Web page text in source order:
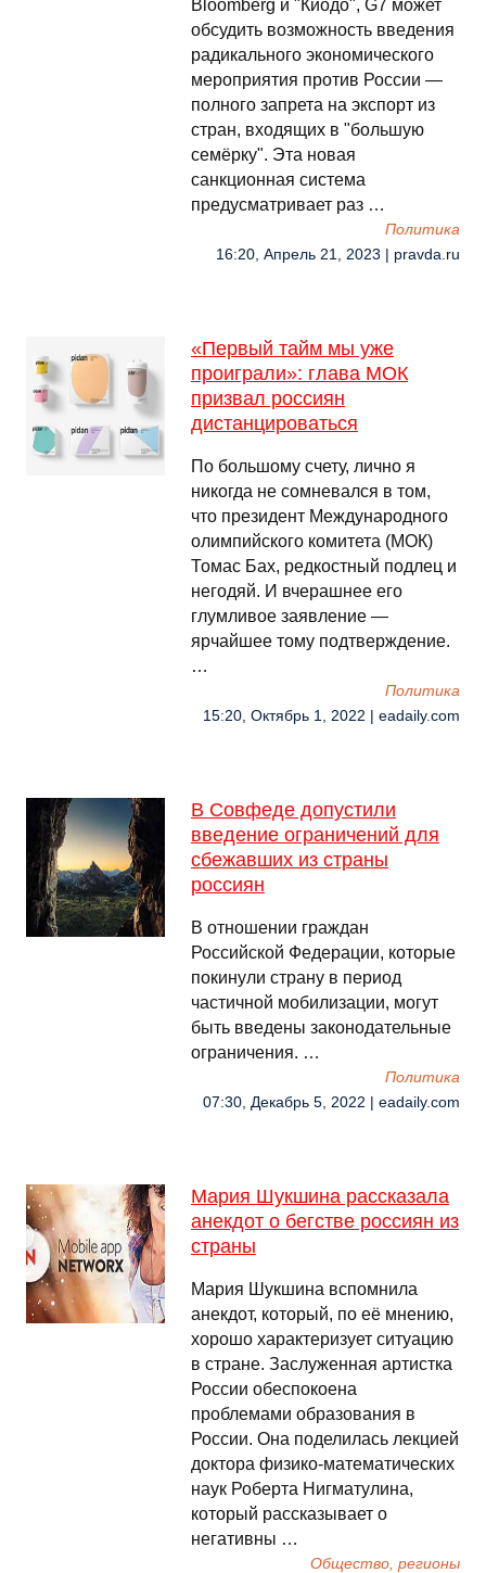
Bloomberg и "Киодо", G7 может
обсудить возможность введения
радикального экономического
мероприятия против России —
полного запрета на экспорт из
стран, входящих в "большую
семёрку". Эта новая
санкционная система
предусматривает раз …
Политика
16:20, Апрель 21, 2023 | pravda.ru
«Первый тайм мы уже
проиграли»: глава МОК
призвал россиян
дистанцироваться
По большому счету, лично я
никогда не сомневался в том,
что президент Международного
олимпийского комитета (МОК)
Томас Бах, редкостный подлец и
негодяй. И вчерашнее его
глумливое заявление —
ярчайшее тому подтверждение.
…
Политика
15:20, Октябрь 1, 2022 | eadaily.com
В Совфеде допустили
введение ограничений для
сбежавших из страны
россиян
В отношении граждан
Российской Федерации, которые
покинули страну в период
частичной мобилизации, могут
быть введены законодательные
ограничения. …
Политика
07:30, Декабрь 5, 2022 | eadaily.com
Мария Шукшина рассказала
анекдот о бегстве россиян из
страны
Мария Шукшина вспомнила
анекдот, который, по её мнению,
хорошо характеризует ситуацию
в стране. Заслуженная артистка
России обеспокоена
проблемами образования в
России. Она поделилась лекцией
доктора физико-математических
наук Роберта Нигматулина,
который рассказывает о
негативны …
Общество, регионы